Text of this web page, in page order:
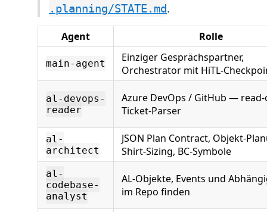
.planning/STATE.md.
Agent Rolle
main-agent
Einziger Gesprächspartner,
Orchestrator mit HiTL-
al-devops-
reader
Azure DevOps / GitHub —
Ticket-Parser
al-
architect
JSON Plan Contract, Objekt-
Shirt-Sizing, BC-Symbole
al-
codebase-
analyst
AL-Objekte, Events und
im Repo finden